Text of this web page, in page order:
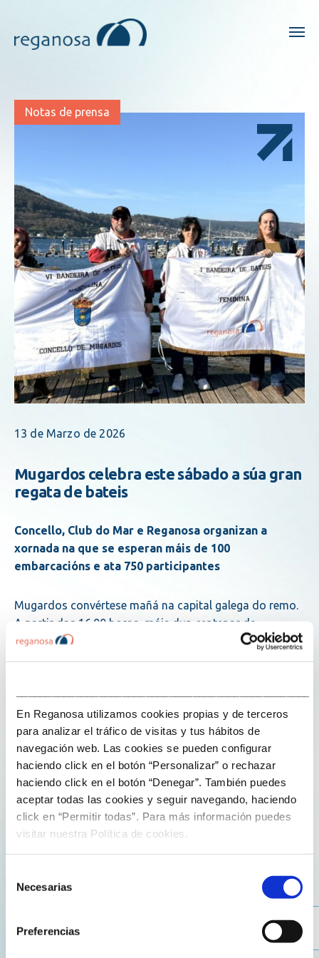
En Reganosa utilizamos cookies propias y de terceros
para analizar el tráfico de visitas y tus hábitos de
navegación web. Las cookies se pueden configurar
haciendo click en el botón “Personalizar” o rechazar
haciendo click en el botón “Denegar”. También puedes
aceptar todas las cookies y seguir navegando, haciendo
click en “Permitir todas”. Para más información puedes
visitar nuestra Política de cookies.
Necesarias
Preferencias
Notas de prensa
13 de Marzo de 2026
Mugardos celebra este sábado a súa gran
regata de bateis
Concello, Club do Mar e Reganosa organizan a
xornada na que se esperan máis de 100
embarcacións e ata 750 participantes
Mugardos convértese mañá na capital galega do remo.
A partir das 16.00 horas, máis dun centenar de
embarcacións participarán na VI Bandeira Masculina
Concello de Mugardos e na I Bandeira Feminina
500 e 750 deportistas, pertencen á liga Galega de Bateis.
A competición poderá seguirse desde o propio porto de
Mugardos. Os primeiros en remar serán os alevíns e, a
continuación, farano os infantís, cadetes, xuvenís e
absolutos. En alevíns e infantís hai modalidade
feminina, mixta e masculina; a partir de cadetes só hai
modalidade feminina e masculina.
dá Cruz, CR Poboa, CR Rianxo, AD Esteirana Remo, CR
Ares, CR Muros, CR A Cabana Ferrol, CR Cedeira, CR